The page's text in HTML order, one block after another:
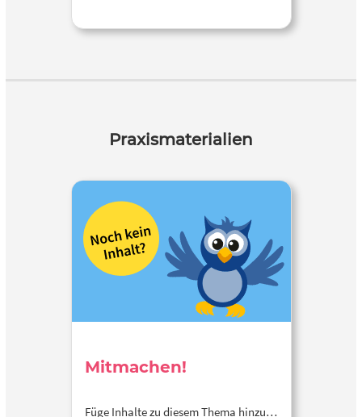
Praxismaterialien
Mitmachen!
Füge Inhalte zu diesem Thema hinzu…